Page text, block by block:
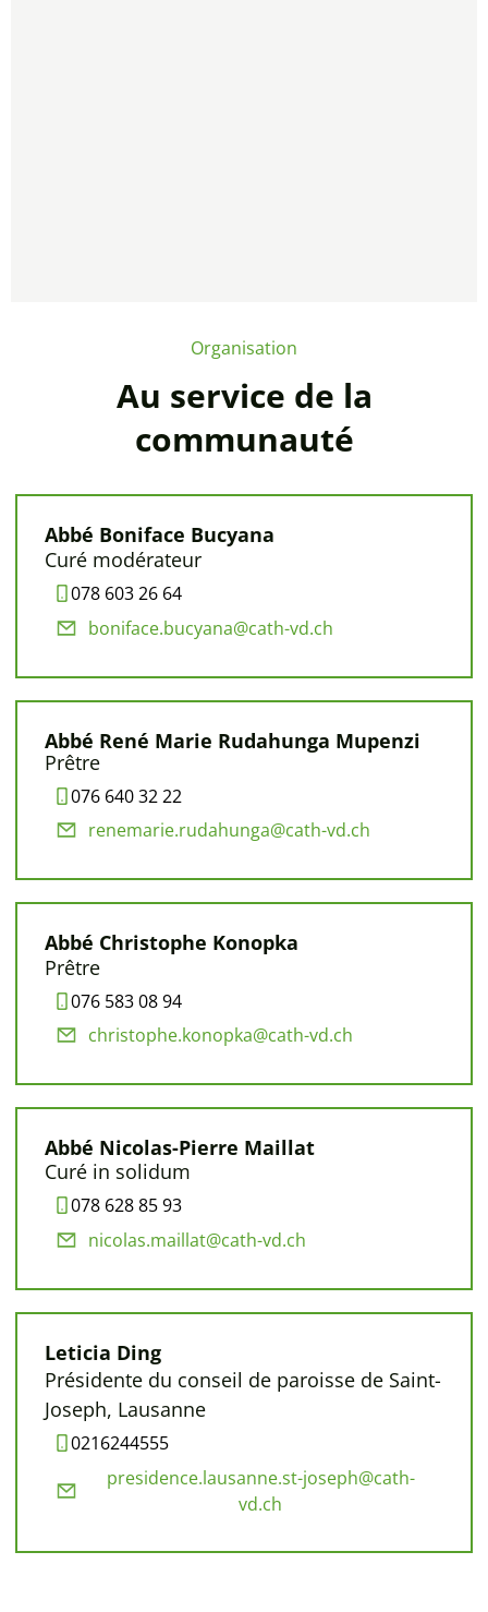
Organisation
Au service de la
communauté
Abbé Boniface Bucyana
Curé modérateur
078 603 26 64
boniface.bucyana@cath-vd.ch
Abbé René Marie Rudahunga Mupenzi
Prêtre
076 640 32 22
renemarie.rudahunga@cath-vd.ch
Abbé Christophe Konopka
Prêtre
076 583 08 94
christophe.konopka@cath-vd.ch
Abbé Nicolas-Pierre Maillat
Curé in solidum
078 628 85 93
nicolas.maillat@cath-vd.ch
Leticia Ding
Présidente du conseil de paroisse de Saint-
Joseph, Lausanne
0216244555
presidence.lausanne.st-joseph@cath-
vd.ch